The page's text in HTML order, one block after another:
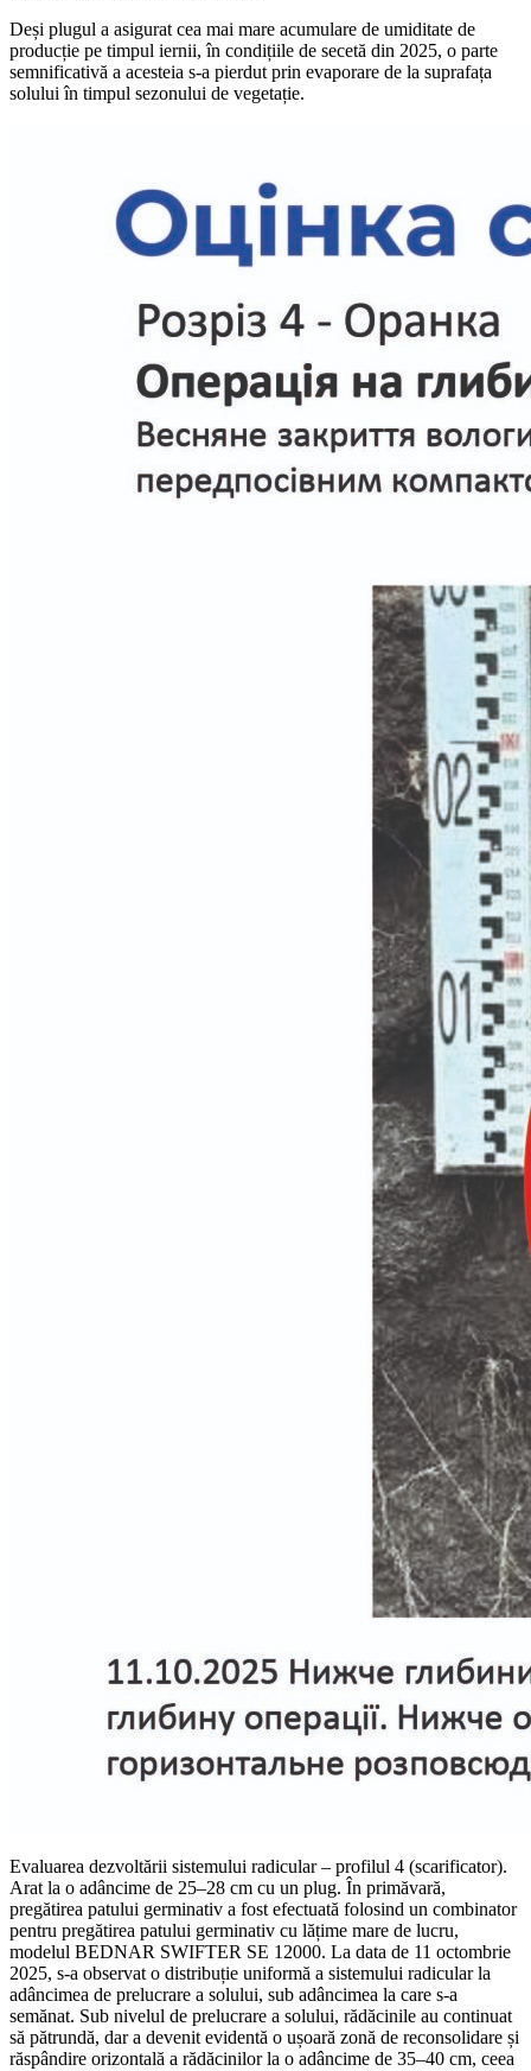
Deși plugul a asigurat cea mai mare acumulare de umiditate de
producție pe timpul iernii, în condițiile de secetă din 2025, o parte
semnificativă a acesteia s-a pierdut prin evaporare de la suprafața
solului în timpul sezonului de vegetație.
Evaluarea dezvoltării sistemului radicular – profilul 4 (scarificator).
Arat la o adâncime de 25–28 cm cu un plug. În primăvară,
pregătirea patului germinativ a fost efectuată folosind un combinator
pentru pregătirea patului germinativ cu lățime mare de lucru,
modelul BEDNAR SWIFTER SE 12000. La data de 11 octombrie
2025, s-a observat o distribuție uniformă a sistemului radicular la
adâncimea de prelucrare a solului, sub adâncimea la care s-a
semănat. Sub nivelul de prelucrare a solului, rădăcinile au continuat
să pătrundă, dar a devenit evidentă o ușoară zonă de reconsolidare și
răspândire orizontală a rădăcinilor la o adâncime de 35–40 cm, ceea